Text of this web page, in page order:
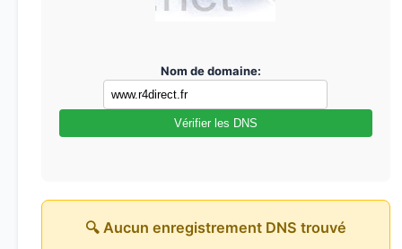
Nom de domaine:
Vérifier les DNS
🔍 Aucun enregistrement DNS trouvé